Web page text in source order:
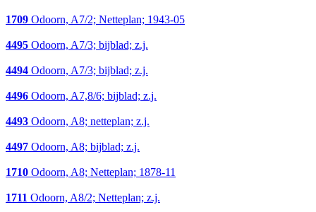
1709 Odoorn, A7/2; Netteplan; 1943-05
4495 Odoorn, A7/3; bijblad; z.j.
4494 Odoorn, A7/3; bijblad; z.j.
4496 Odoorn, A7,8/6; bijblad; z.j.
4493 Odoorn, A8; netteplan; z.j.
4497 Odoorn, A8; bijblad; z.j.
1710 Odoorn, A8; Netteplan; 1878-11
1711 Odoorn, A8/2; Netteplan; z.j.